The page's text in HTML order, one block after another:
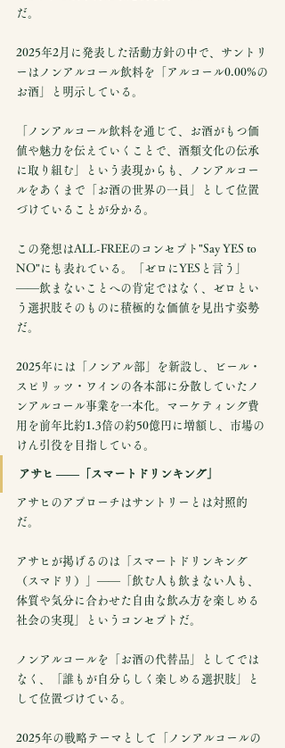
だ。
2025年2月に発表した活動方針の中で、サントリ
ーはノンアルコール飲料を「アルコール0.00%の
お酒」と明示している。
「ノンアルコール飲料を通じて、お酒がもつ価
値や魅力を伝えていくことで、酒類文化の伝承
に取り組む」という表現からも、ノンアルコー
ルをあくまで「お酒の世界の一員」として位置
づけていることが分かる。
この発想はALL-FREEのコンセプト"Say YES to
NO"にも表れている。「ゼロにYESと言う」
——飲まないことへの肯定ではなく、ゼロとい
う選択肢そのものに積極的な価値を見出す姿勢
だ。
2025年には「ノンアル部」を新設し、ビール・
スピリッツ・ワインの各本部に分散していたノ
ンアルコール事業を一本化。マーケティング費
用を前年比約1.3倍の約50億円に増額し、市場の
けん引役を目指している。
アサヒ ——「スマートドリンキング」
アサヒのアプローチはサントリーとは対照的
だ。
アサヒが掲げるのは「スマートドリンキング
（スマドリ）」——「飲む人も飲まない人も、
体質や気分に合わせた自由な飲み方を楽しめる
社会の実現」というコンセプトだ。
ノンアルコールを「お酒の代替品」としてでは
なく、「誰もが自分らしく楽しめる選択肢」と
して位置づけている。
2025年の戦略テーマとして「ノンアルコールの